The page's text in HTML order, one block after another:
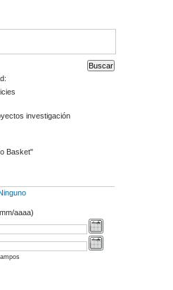
investigación
Basket"
aaaa)